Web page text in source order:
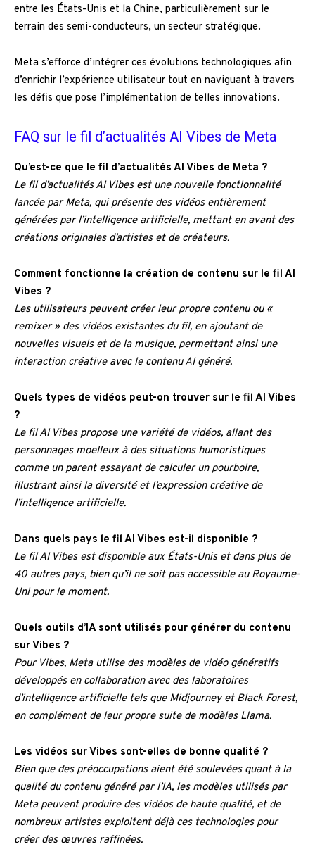
entre les États-Unis et la Chine, particulièrement sur le
terrain des semi-conducteurs, un secteur stratégique.
Meta s’efforce d’intégrer ces évolutions technologiques afin
d’enrichir l’expérience utilisateur tout en naviguant à travers
les défis que pose l’implémentation de telles innovations.
FAQ sur le fil d’actualités AI Vibes de Meta
Qu’est-ce que le fil d’actualités AI Vibes de Meta ?
Le fil d’actualités AI Vibes est une nouvelle fonctionnalité
lancée par Meta, qui présente des vidéos entièrement
générées par l’intelligence artificielle, mettant en avant des
créations originales d’artistes et de créateurs.
Comment fonctionne la création de contenu sur le fil AI
Vibes ?
Les utilisateurs peuvent créer leur propre contenu ou «
remixer » des vidéos existantes du fil, en ajoutant de
nouvelles visuels et de la musique, permettant ainsi une
interaction créative avec le contenu AI généré.
Quels types de vidéos peut-on trouver sur le fil AI Vibes
?
Le fil AI Vibes propose une variété de vidéos, allant des
personnages moelleux à des situations humoristiques
comme un parent essayant de calculer un pourboire,
illustrant ainsi la diversité et l’expression créative de
l’intelligence artificielle.
Dans quels pays le fil AI Vibes est-il disponible ?
Le fil AI Vibes est disponible aux États-Unis et dans plus de
40 autres pays, bien qu’il ne soit pas accessible au Royaume-
Uni pour le moment.
Quels outils d’IA sont utilisés pour générer du contenu
sur Vibes ?
Pour Vibes, Meta utilise des modèles de vidéo génératifs
développés en collaboration avec des laboratoires
d’intelligence artificielle tels que Midjourney et Black Forest,
en complément de leur propre suite de modèles Llama.
Les vidéos sur Vibes sont-elles de bonne qualité ?
Bien que des préoccupations aient été soulevées quant à la
qualité du contenu généré par l’IA, les modèles utilisés par
Meta peuvent produire des vidéos de haute qualité, et de
nombreux artistes exploitent déjà ces technologies pour
créer des œuvres raffinées.